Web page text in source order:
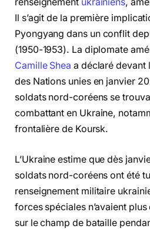
Il s’agit de la première
Pyongyang dans un conflit
(1950-1953). La diplomate
Camille Shea a déclaré devant
des Nations unies en janvier
soldats nord-coréens se
combattant en Ukraine,
frontalière de Koursk.
L’Ukraine estime que dès
soldats nord-coréens ont été
renseignement militaire
forces spéciales n’avaient
sur le champ de bataille